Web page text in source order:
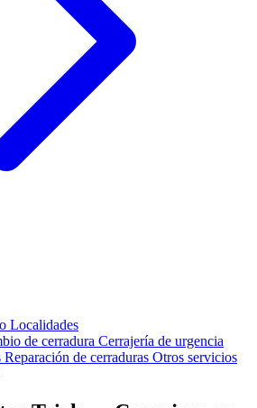
Localidades
de cerradura Cerrajería de urgencia
Reparación de cerraduras Otros servicios